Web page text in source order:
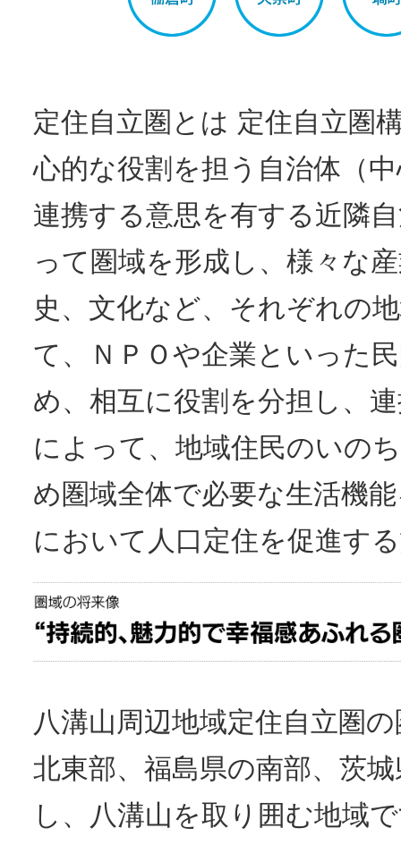
定住自立圏とは 定住自立圏
心的な役割を担う自治体（
連携する意思を有する近隣
って圏域を形成し、様々な
史、文化など、それぞれの
て、ＮＰＯや企業といった
め、相互に役割を分担し、
によって、地域住民のいの
め圏域全体で必要な生活機
において人口定住を促進す
八溝山周辺地域定住自立圏
北東部、福島県の南部、茨
し、八溝山を取り囲む地域